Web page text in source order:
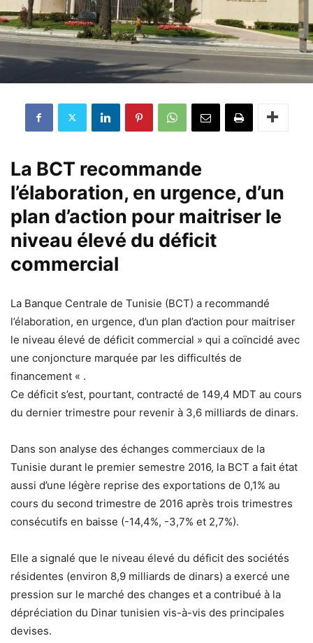
La BCT recommande
l’élaboration, en urgence, d’un
plan d’action pour maitriser le
niveau élevé du déficit
commercial
La Banque Centrale de Tunisie (BCT) a recommandé
l’élaboration, en urgence, d’un plan d’action pour maitriser
le niveau élevé de déficit commercial » qui a coïncidé avec
une conjoncture marquée par les difficultés de
financement « .
Ce déficit s’est, pourtant, contracté de 149,4 MDT au cours
du dernier trimestre pour revenir à 3,6 milliards de dinars.
Dans son analyse des échanges commerciaux de la
Tunisie durant le premier semestre 2016, la BCT a fait état
aussi d’une légère reprise des exportations de 0,1% au
cours du second trimestre de 2016 après trois trimestres
consécutifs en baisse (-14,4%, -3,7% et 2,7%).
Elle a signalé que le niveau élevé du déficit des sociétés
résidentes (environ 8,9 milliards de dinars) a exercé une
pression sur le marché des changes et a contribué à la
dépréciation du Dinar tunisien vis-à-vis des principales
devises.